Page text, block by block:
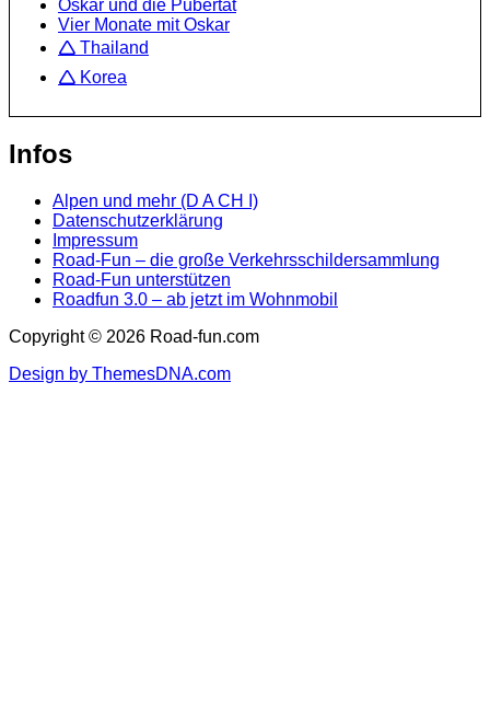
Oskar und die Pubertät
Vier Monate mit Oskar
🛆 Thailand
🛆 Korea
Infos
Alpen und mehr (D A CH I)
Datenschutzerklärung
Impressum
Road-Fun – die große Verkehrsschildersammlung
Road-Fun unterstützen
Roadfun 3.0 – ab jetzt im Wohnmobil
Copyright © 2026 Road-fun.com
Design by ThemesDNA.com